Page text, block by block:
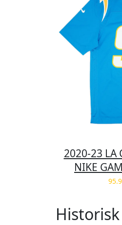
2020-23 LA
NIKE